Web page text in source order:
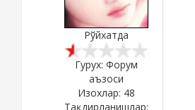
Рўйхатда
Гурух: Форум
аъзоси
Изохлар: 48
Тақдирланишлар: